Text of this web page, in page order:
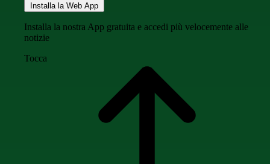
Installa la Web App
Installa la nostra App gratuita e accedi più velocemente alle
notizie
Tocca